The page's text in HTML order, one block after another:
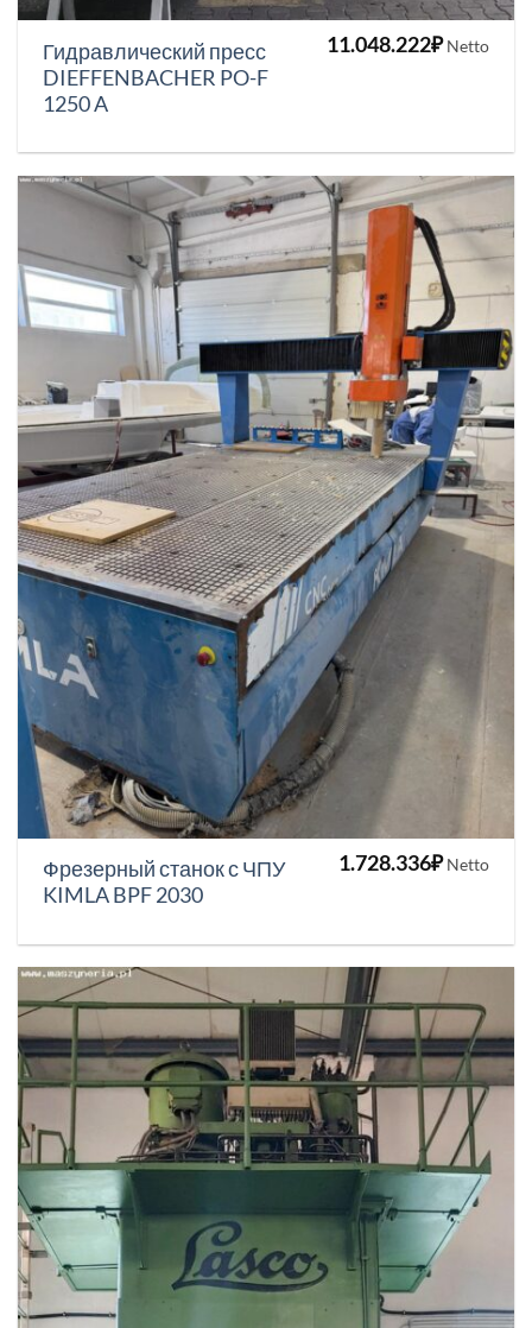
Гидравлический пресс
DIEFFENBACHER PO-F
1250 A
11.048.222₽ Netto
Фрезерный станок с ЧПУ
KIMLA BPF 2030
1.728.336₽ Netto